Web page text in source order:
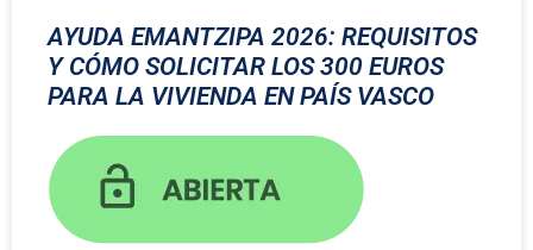
AYUDA EMANTZIPA 2026: REQUISITOS
Y CÓMO SOLICITAR LOS 300 EUROS
PARA LA VIVIENDA EN PAÍS VASCO